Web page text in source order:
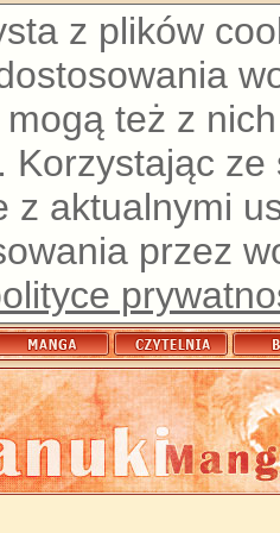
z plików
też z
Korzystając
z aktualnymi
przez